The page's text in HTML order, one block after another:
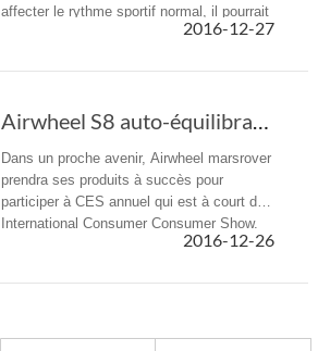
affecter le rythme sportif normal, il pourrait
ne pas être lisse comme vous image.
2016-12-27
Airwheel S8 auto-équilibrage scooter apporte ...
Dans un proche avenir, Airwheel marsrover
prendra ses produits à succès pour
participer à CES annuel qui est à court de
International Consumer Consumer Show.
Le n ° de stand de Airwheel est Stands
2016-12-26